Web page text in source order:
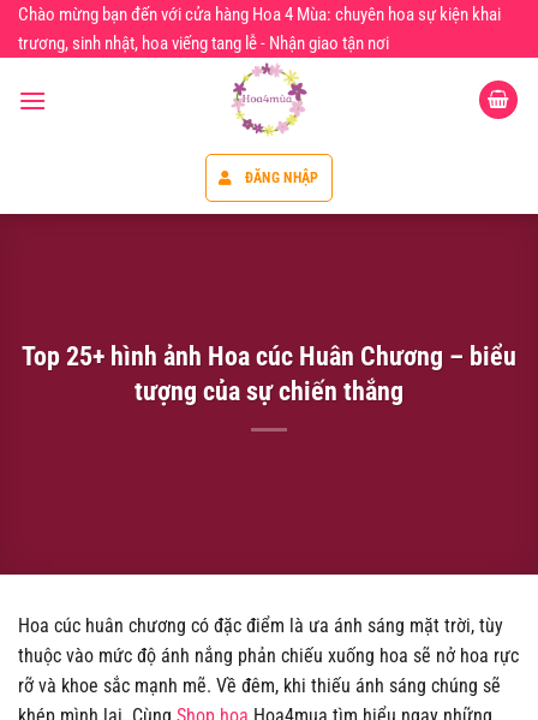
Chuyển
đến
dung
Chào mừng bạn đến với cửa hàng Hoa 4 Mùa: chuyên hoa sự kiện khai
trương, sinh nhật, hoa viếng tang lễ - Nhận giao tận nơi
ĐĂNG NHẬP
Top 25+ hình ảnh Hoa cúc Huân Chương – biểu
tượng của sự chiến thắng
Hoa cúc huân chương có đặc điểm là ưa ánh sáng mặt trời, tùy
thuộc vào mức độ ánh nắng phản chiếu xuống hoa sẽ nở hoa rực
rỡ và khoe sắc mạnh mẽ. Về đêm, khi thiếu ánh sáng chúng sẽ